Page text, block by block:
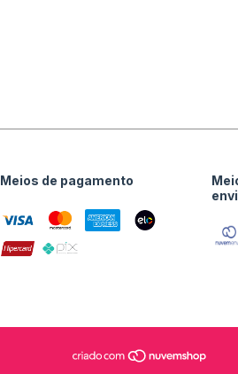
Meios de pagamento